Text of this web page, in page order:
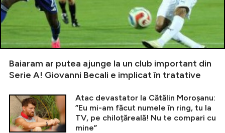
Baiaram ar putea ajunge la un club important din
Serie A! Giovanni Becali e implicat în tratative
Atac devastator la Cătălin Moroșanu:
”Eu mi-am făcut numele în ring, tu la
TV, pe chiloțăreală! Nu te compari cu
mine”